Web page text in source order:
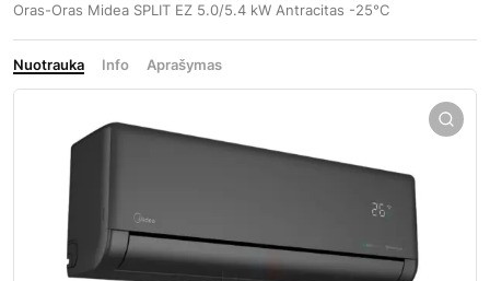
Oras-Oras Midea SPLIT EZ 5.0/5.4 kW Antracitas -25°C
Nuotrauka Info Aprašymas